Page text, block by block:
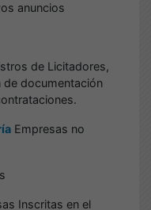
anuncios
de Licitadores,
de documentación
Empresas no
Inscritas en el